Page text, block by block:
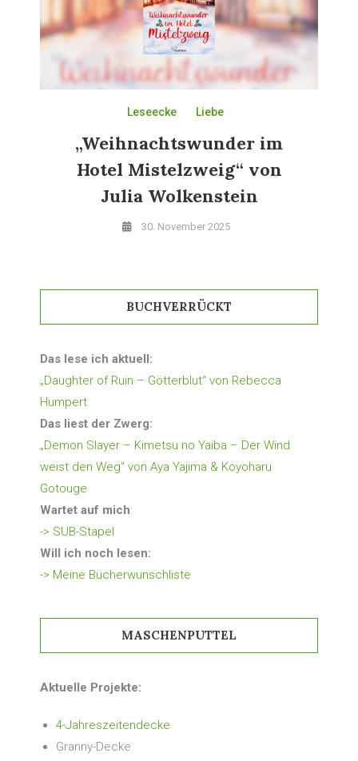
Leseecke Liebe
„Weihnachtswunder im
Hotel Mistelzweig“ von
Julia Wolkenstein
30. November 2025
BUCHVERRÜCKT
Das lese ich aktuell:
„Daughter of Ruin – Götterblut“ von Rebecca
Humpert
Das liest der Zwerg:
„Demon Slayer – Kimetsu no Yaiba – Der Wind
weist den Weg“ von Aya Yajima & Koyoharu
Gotouge
Wartet auf mich:
-> SUB-Stapel
Will ich noch lesen:
-> Meine Bücherwunschliste
MASCHENPUTTEL
Aktuelle Projekte:
4-Jahreszeitendecke
Granny-Decke